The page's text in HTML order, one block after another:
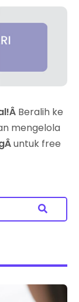
Beralih ke
mengelola
untuk free